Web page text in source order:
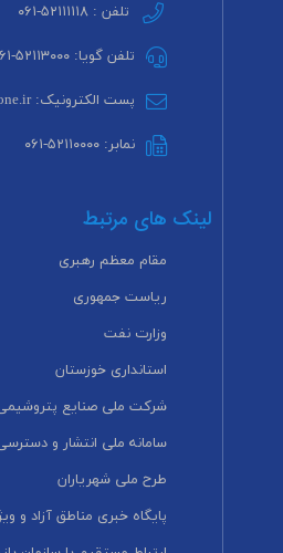
تلفن : ۵۲۱۱۱۱۱۸-۰۶۱
تلفن گویا: ۵۲۱۱۳۰۰۰-۰۶۱
پست الکترونیک: info@petzone.ir
نمابر: ۵۲۱۱۰۰۰۰-۰۶۱
لینک های مرتبط
مقام معظم رهبری
ریاست جمهوری
وزارت نفت
استانداری خوزستان
شرکت ملی صنایع
سامانه ملی انتشار و
طرح ملی شهریاران
پایگاه خبری مناطق آزاد و